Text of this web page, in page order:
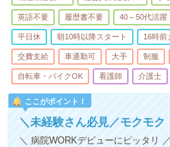
英語不要 履歴書不要 40～50代活躍
平日休 朝10時以降スタート 16時前
交費支給 車通勤可 大手 制服
自転車・バイクOK 看護師 介護士
ここがポイント！
＼未経験さん必見／モクモ
＼ 病院WORKデビューにピッタリ